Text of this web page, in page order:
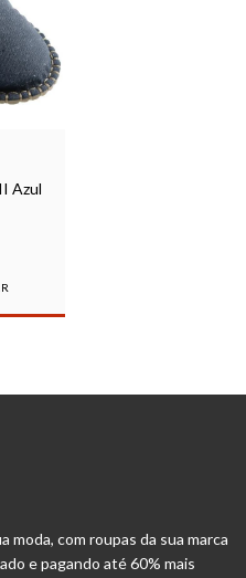
Azul
moda, com roupas da sua marca
e pagando até 60% mais